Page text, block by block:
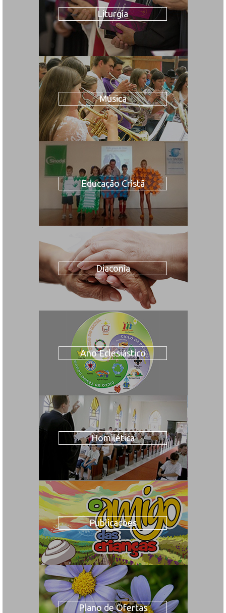
Liturgia
Música
Educação Cristã
Diaconia
Ano Eclesiástico
Homilética
Publicações
Plano de Ofertas